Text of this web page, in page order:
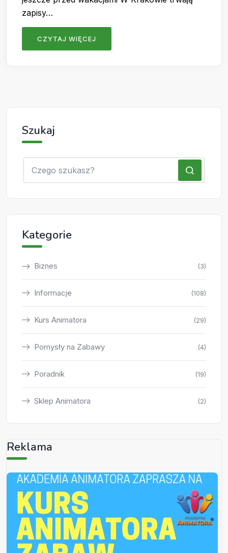
zapisy…
CZYTAJ WIĘCEJ
Szukaj
Kategorie
Biznes (3)
Informacje (108)
Kurs Animatora (29)
Pomysły na Zabawy (4)
Poradnik (19)
Sklep Animatora (2)
Reklama